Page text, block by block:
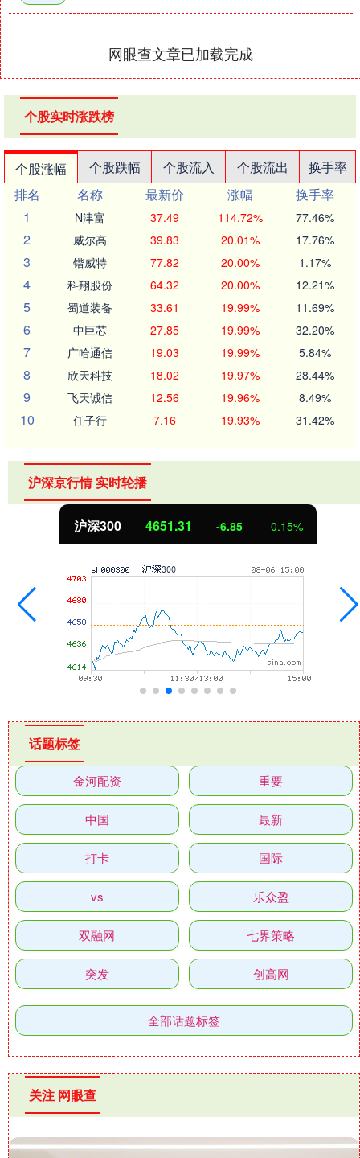
网眼查文章已加载完成
个股实时涨跌榜
个股涨幅 个股跌幅 个股流入 个股流出
换手率
排名
名称 最新价 涨幅
换手率
1
N津富 37.49 114.72% 77.46%
2 威尔高 39.83 20.01% 17.76%
3 锴威特 77.82 20.00% 1.17%
4 科翔股份 64.32 20.00% 12.21%
5 蜀道装备 33.61 19.99% 11.69%
6 中巨芯 27.85 19.99% 32.20%
7 广哈通信 19.03 19.99% 5.84%
8 欣天科技 18.02 19.97% 28.44%
9 飞天诚信 12.56 19.96% 8.49%
10 任子行 7.16 19.93% 31.42%
沪深京行情 实时轮播
沪深300 4651.31 -6.85 -0.15%
话题标签
金河配资 重要
中国 最新
打卡 国际
vs 乐众盈
双融网 七界策略
突发 创高网
全部话题标签
关注 网眼查